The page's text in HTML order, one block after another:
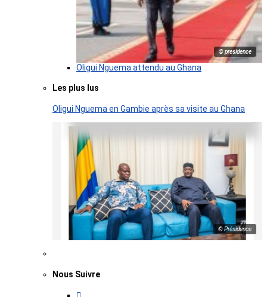
© presidence
Oligui Nguema attendu au Ghana
Les plus lus
Oligui Nguema en Gambie après sa visite au Ghana
© Présidence
Nous Suivre